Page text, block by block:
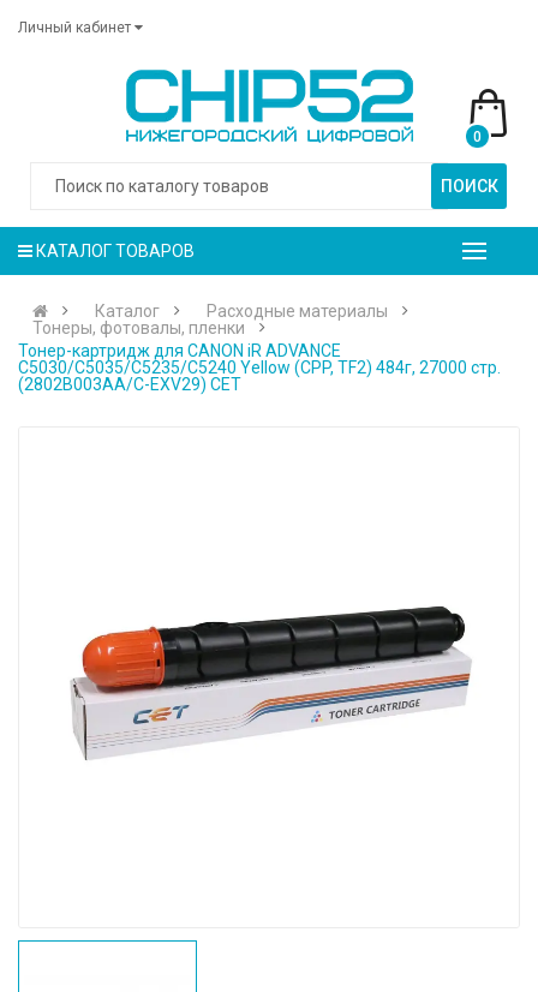
Личный кабинет
ПОИСК
0
КАТАЛОГ ТОВАРОВ
Каталог
Расходные материалы
Тонеры, фотовалы, пленки
Тонер-картридж для CANON iR ADVANCE
C5030/C5035/C5235/C5240 Yellow (CPP, TF2) 484г, 27000 стр.
(2802B003AA/C-EXV29) CET